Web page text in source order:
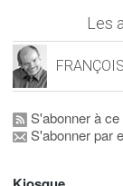
Les
S'abonner à ce
S'abonner par